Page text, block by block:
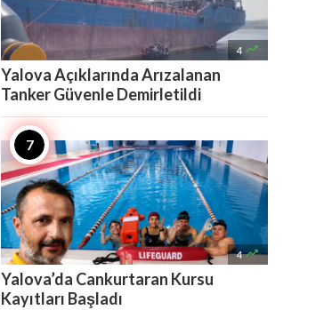
4 
Yalova Açıklarında Arızalanan
Tanker Güvenle Demirletildi
4 
Yalova’da Cankurtaran Kursu
Kayıtları Başladı